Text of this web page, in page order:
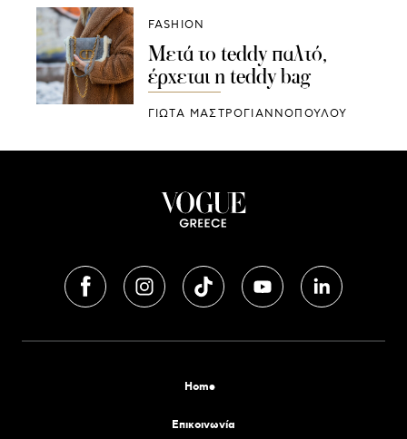
FASHION
Μετά το teddy παλτό,
έρχεται η teddy bag
ΓΙΩΤΑ ΜΑΣΤΡΟΓΙΑΝΝΟΠΟΥΛΟΥ
Home
Επικοινωνία